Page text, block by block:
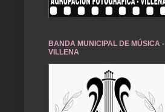
BANDA MUNICIPAL DE MÚSICA -
VILLENA